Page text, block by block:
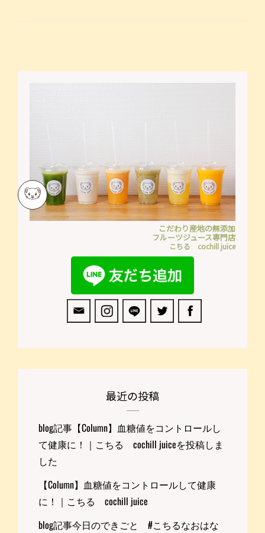
こだわり産地の無添加
フルーツジュース専門店
こちる cochill juice
最近の投稿
blog記事【Column】血糖値をコントロールし
て健康に！｜こちる cochill juiceを投稿しま
した
【Column】血糖値をコントロールして健康
に！｜こちる cochill juice
blog記事今日のできごと #こちるなおはな